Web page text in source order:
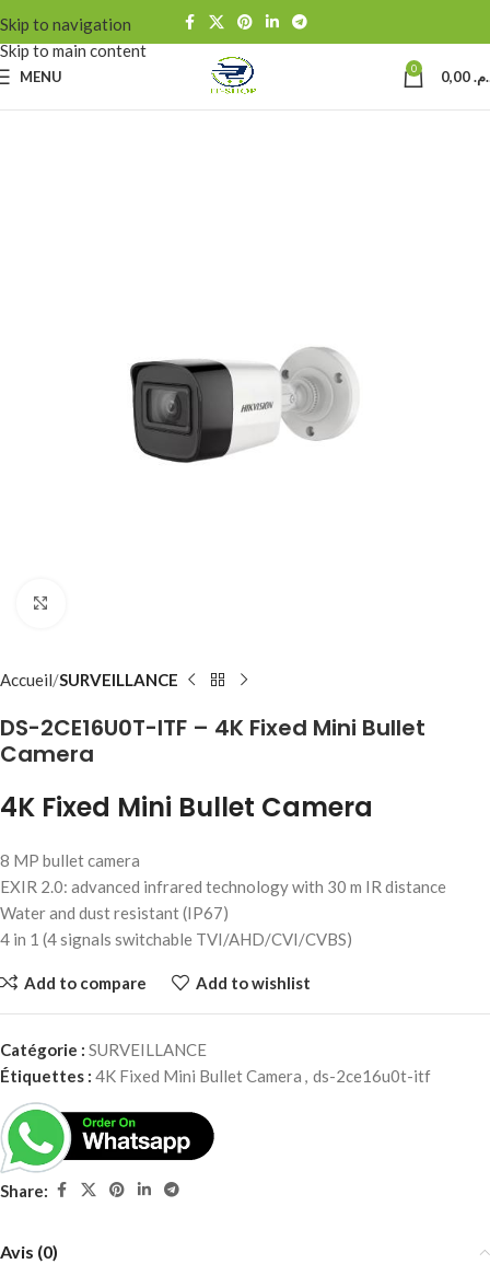
Skip to navigation
Skip to main content
MENU 0
Accueil SURVEILLANCE
DS-2CE16U0T-ITF – 4K Fixed Mini Bullet
Camera
4K Fixed Mini Bullet Camera
8 MP bullet camera
EXIR 2.0: advanced infrared technology with 30 m IR distance
Water and dust resistant (IP67)
4 in 1 (4 signals switchable TVI/AHD/CVI/CVBS)
Add to compare Add to wishlist
Catégorie : SURVEILLANCE
Étiquettes : 4K Fixed Mini Bullet Camera , ds-2ce16u0t-itf
Share:
Avis (0)